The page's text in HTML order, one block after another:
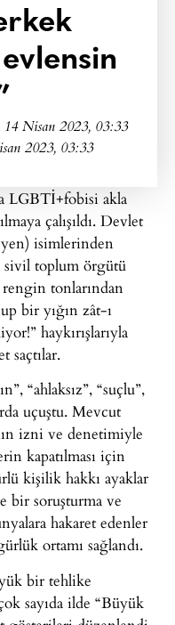
14 Nisan 2023, 03:33
2023, 03:33
LGBTİ+fobisi akla
çalışıldı. Devlet
isimlerinden
sivil toplum örgütü
tonlarından
bir yığın zât-ı
haykırışlarıyla
saçtılar.
“ahlaksız”, “suçlu”,
uçuştu. Mevcut
izni ve denetimiyle
kapatılması için
kişilik hakkı ayaklar
bir soruşturma ve
hakaret edenler
ortamı sağlandı.
bir tehlike
sayıda ilde “Büyük